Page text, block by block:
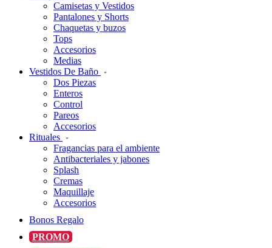
Camisetas y Vestidos
Pantalones y Shorts
Chaquetas y buzos
Tops
Accesorios
Medias
Vestidos De Baño
Dos Piezas
Enteros
Control
Pareos
Accesorios
Rituales
Fragancias para el ambiente
Antibacteriales y jabones
Splash
Cremas
Maquillaje
Accesorios
Bonos Regalo
PROMO